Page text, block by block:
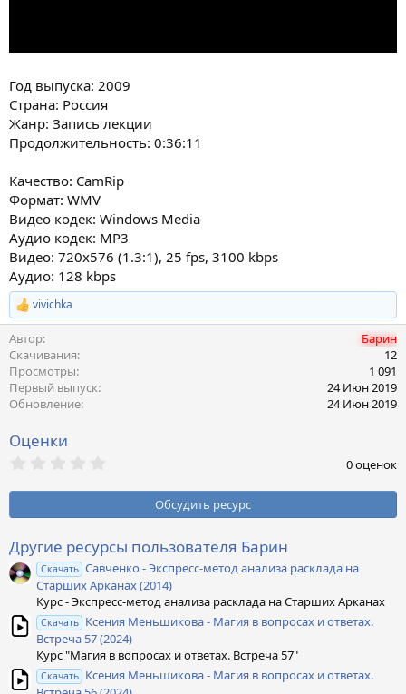
Год выпуска: 2009
Страна: Россия
Жанр: Запись лекции
Продолжительность: 0:36:11
Качество: CamRip
Формат: WMV
Видео кодек: Windows Media
Аудио кодек: MP3
Видео: 720x576 (1.3:1), 25 fps, 3100 kbps
Аудио: 128 kbps
Р
е
а
к
ц
и
и
:
vivichka
Автор
Барин
Скачивания
12
Просмотры
1 091
Первый выпуск
24 Июн 2019
Обновление
24 Июн 2019
Оценки
0
з
ё
з
д
0 оценок
Обсудить ресурс
Другие ресурсы пользователя Барин
Скачать Савченко - Экспресс-метод анализа расклада на
Старших Арканах (2014)
Курс - Экспресс-метод анализа расклада на Старших Арканах
Скачать Ксения Меньшикова - Магия в вопросах и ответах.
Встреча 57 (2024)
Курс "Магия в вопросах и ответах. Встреча 57"
Скачать Ксения Меньшикова - Магия в вопросах и ответах.